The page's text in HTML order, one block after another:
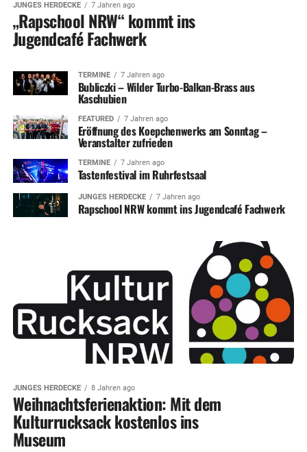
JUNGES HERDECKE 7 Jahren ago
„Rapschool NRW“ kommt ins
Jugendcafé Fachwerk
TERMINE 7 Jahren ago
Bubliczki – Wilder Turbo-Balkan-Brass aus
Kaschubien
FEATURED 7 Jahren ago
Eröffnung des Koepchenwerks am Sonntag –
Veranstalter zufrieden
TERMINE 7 Jahren ago
Tastenfestival im Ruhrfestsaal
JUNGES HERDECKE 7 Jahren ago
Rapschool NRW kommt ins Jugendcafé Fachwerk
JUNGES HERDECKE 8 Jahren ago
Weihnachtsferienaktion: Mit dem
Kulturrucksack kostenlos ins
Museum